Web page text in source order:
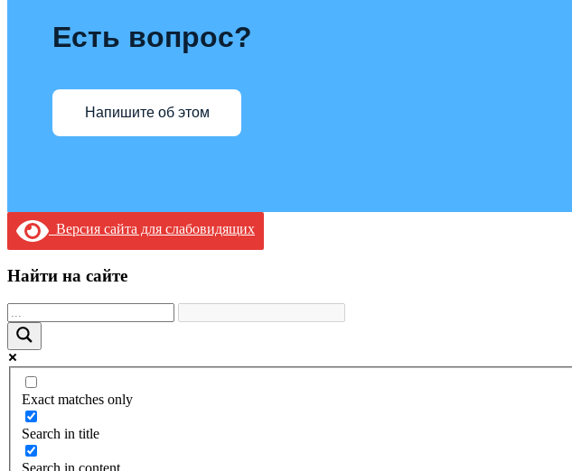
Есть вопрос?
Напишите об этом
Версия сайта для слабовидящих
Найти на сайте
Exact matches only
Search in title
Search in content